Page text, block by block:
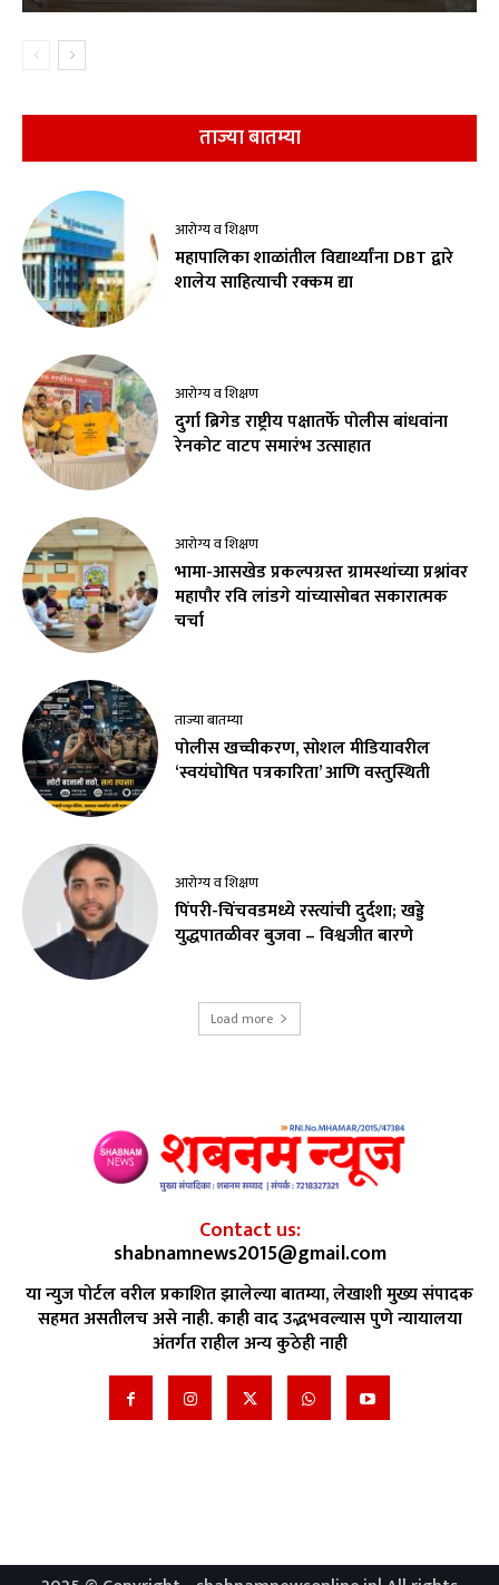
ताज्या बातम्या
आरोग्य व शिक्षण
महापालिका शाळांतील विद्यार्थ्यांना DBT द्वारे
शालेय साहित्याची रक्कम द्या
आरोग्य व शिक्षण
दुर्गा ब्रिगेड राष्ट्रीय पक्षातर्फे पोलीस बांधवांना
रेनकोट वाटप समारंभ उत्साहात
आरोग्य व शिक्षण
भामा-आसखेड प्रकल्पग्रस्त ग्रामस्थांच्या प्रश्नांवर
महापौर रवि लांडगे यांच्यासोबत सकारात्मक
चर्चा
ताज्या बातम्या
पोलीस खच्चीकरण, सोशल मीडियावरील
‘स्वयंघोषित पत्रकारिता’ आणि वस्तुस्थिती
आरोग्य व शिक्षण
पिंपरी-चिंचवडमध्ये रस्त्यांची दुर्दशा; खड्डे
युद्धपातळीवर बुजवा – विश्वजीत बारणे
Load more
Contact us:
shabnamnews2015@gmail.com
या न्युज पोर्टल वरील प्रकाशित झालेल्या बातम्या, लेखाशी मुख्य संपादक
सहमत असतीलच असे नाही. काही वाद उद्भभवल्यास पुणे न्यायालया
अंतर्गत राहील अन्य कुठेही नाही